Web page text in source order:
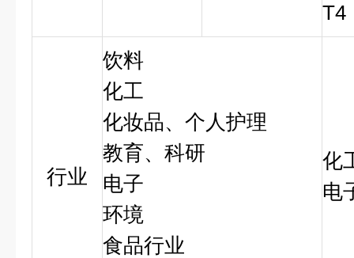
T4
行业
饮料
化工
化妆品、个人护理
教育、科研
电子
环境
食品行业
化
电